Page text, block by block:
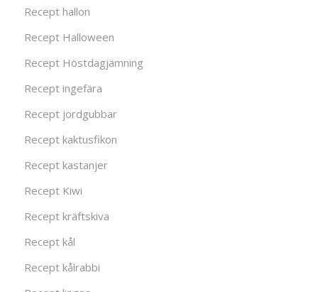
Recept hallon
Recept Halloween
Recept Höstdagjämning
Recept ingefära
Recept jordgubbar
Recept kaktusfikon
Recept kastanjer
Recept Kiwi
Recept kräftskiva
Recept kål
Recept kålrabbi